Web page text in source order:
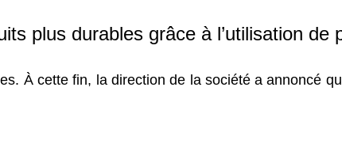
plus durables grâce à l’utilisation de
À cette fin, la direction de la société a annoncé